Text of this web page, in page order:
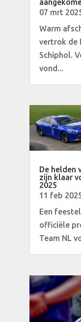
07 mrt
Warm
vertrok de
Schiphol.
vond...
De helden
zijn klaar
2025
11 feb
Een
officiële
Team NL